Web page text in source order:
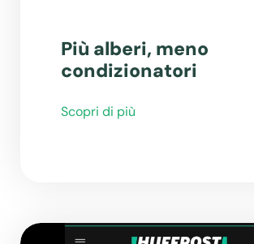
Più alberi, meno
condizionatori
Scopri di più